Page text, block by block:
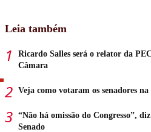
Leia também
Ricardo Salles será o relator da
Câmara
Veja como votaram os senadores
“Não há omissão do Congresso”,
Senado